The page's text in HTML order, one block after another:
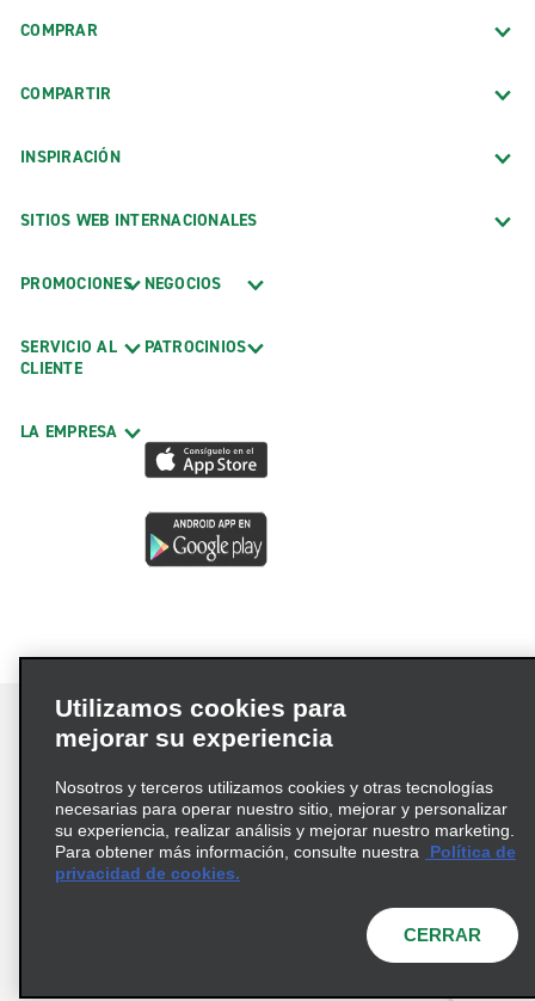
COMPRAR
COMPARTIR
INSPIRACIÓN
SITIOS WEB INTERNACIONALES
PROMOCIONES
SERVICIO AL
CLIENTE
LA EMPRESA
NEGOCIOS
PATROCINIOS
Términos de uso
Política de privacidad
Política de cookies
Información de Salud del Consumidor
© 2026 Enterprise Holdings, Inc. Todos los derechos
Utilizamos cookies para
mejorar su experiencia
Nosotros y terceros utilizamos cookies y otras tecnologías
necesarias para operar nuestro sitio, mejorar y personalizar
su experiencia, realizar análisis y mejorar nuestro marketing.
Para obtener más información, consulte nuestra
Política de
privacidad de cookies.
CERRAR